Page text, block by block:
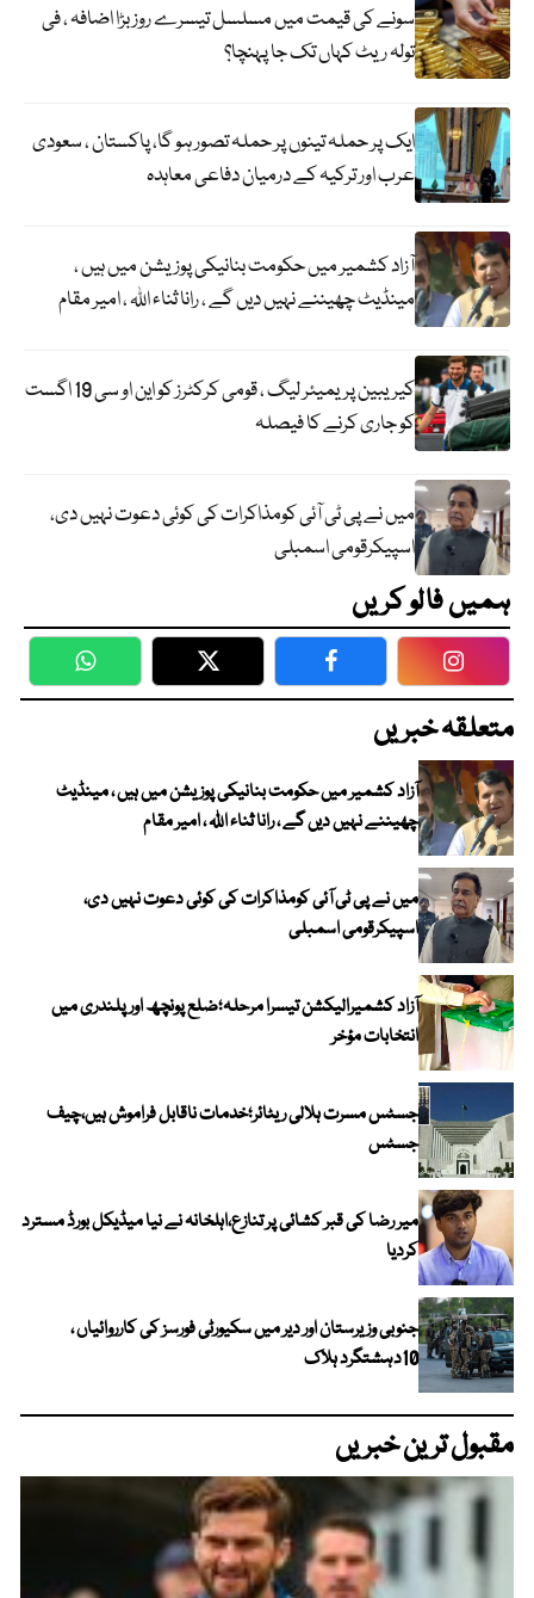
سونے کی قیمت میں مسلسل تیسرے روز بڑا اضافہ ، فی
تولہ ریٹ کہاں تک جا پہنچا؟
ایک پر حملہ تینوں پر حملہ تصور ہو گا، پاکستان ، سعودی
عرب اور ترکیہ کے درمیان دفاعی معاہدہ
آزاد کشمیر میں حکومت بنانیکی پوزیشن میں ہیں ،
مینڈیٹ چھیننے نہیں دیں گے ، رانا ثناء اللہ ، امیر مقام
کیریبین پریمیئر لیگ ، قومی کرکٹرز کو این او سی 19 اگست
کو جاری کرنے کا فیصلہ
میں نے پی ٹی آئی کومذاکرات کی کوئی دعوت نہیں دی،
اسپیکرقومی اسمبلی
ہمیں فالو کریں
WhatsApp Twitter Facebook
متعلقہ خبریں
آزاد کشمیر میں حکومت بنانیکی پوزیشن میں ہیں ، مینڈیٹ
چھیننے نہیں دیں گے ، رانا ثناء اللہ ، امیر مقام
میں نے پی ٹی آئی کومذاکرات کی کوئی دعوت نہیں دی،
اسپیکرقومی اسمبلی
آزاد کشمیرالیکشن تیسرا مرحلہ؛ضلع پونچھ اور پلندری میں
انتخابات مؤخر
جسٹس مسرت ہلالی ریٹائر؛خدمات ناقابل فراموش ہیں،چیف
جسٹس
میر رضا کی قبر کشائی پر تنازع،اہلخانہ نے نیا میڈیکل بورڈ مسترد
کردیا
جنوبی وزیرستان اور دیر میں سکیورٹی فورسز کی کارروائیاں ،
10دہشتگرد ہلاک
مقبول ترین خبریں